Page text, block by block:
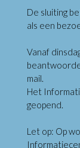
De sluiting
als een
Vanaf
mail.
Het
geopend.
Let op: Op